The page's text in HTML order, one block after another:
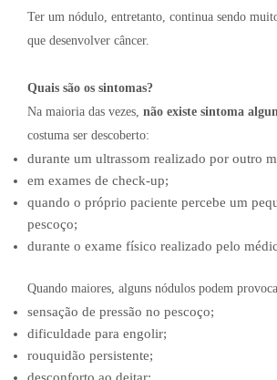
Ter um nódulo, entretanto, continua sendo
que desenvolver câncer.
Quais são os sintomas?
Na maioria das vezes, não existe sintoma
costuma ser descoberto:
durante um ultrassom realizado por outro
em exames de check-up;
quando o próprio paciente percebe um
pescoço;
durante o exame físico realizado pelo
Quando maiores, alguns nódulos podem
sensação de pressão no pescoço;
dificuldade para engolir;
rouquidão persistente;